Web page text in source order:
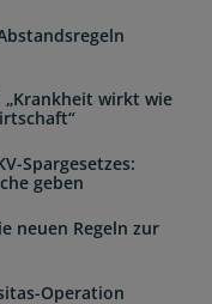
„Krankheit wirkt wie
Spargesetzes:
geben
neuen Regeln zur
Operation